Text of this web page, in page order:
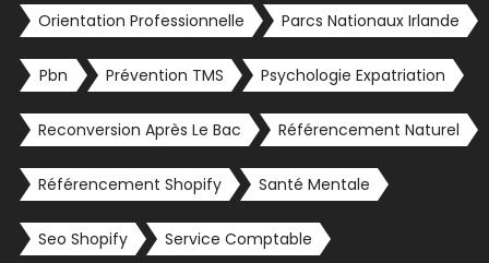
Orientation Professionnelle Parcs Nationaux Irlande
Pbn Prévention TMS Psychologie Expatriation
Reconversion Après Le Bac Référencement Naturel
Référencement Shopify Santé Mentale
Seo Shopify Service Comptable